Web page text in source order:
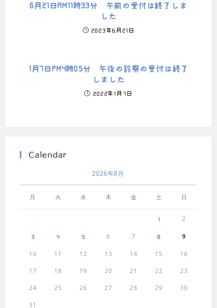
6月21日AM11時33分 午前の受付は終了しま
した
2023年6月21日
1月7日PM4時05分 午後の診察の受付は終了
しました
2022年1月7日
Calendar
2026年8月
月 火 水 木 金 土 日
1 2
3 4 5 6 7 8 9
10 11 12 13 14 15 16
17 18 19 20 21 22 23
24 25 26 27 28 29 30
31